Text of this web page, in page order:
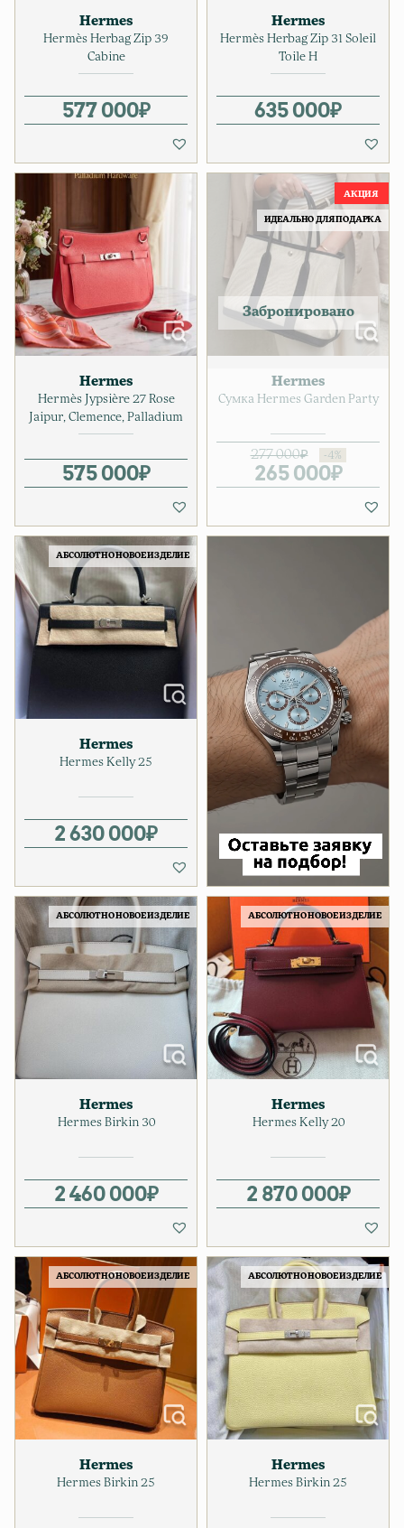
Hermes
Hermès Herbag Zip 39
Cabine
577 000₽
Hermes
Hermès Herbag Zip 31 Soleil
Toile H
635 000₽
Hermes
Hermès Jypsière 27 Rose
Jaipur, Clemence, Palladium
575 000₽
ИДЕАЛЬНО ДЛЯ ПОДАРКА
Hermes
Сумка Hermes Garden Party
277 000₽
265 000₽
Текущая
АБСОЛЮТНО НОВОЕ ИЗДЕЛИЕ
Hermes
Hermes Kelly 25
2 630 000₽
АБСОЛЮТНО НОВОЕ ИЗДЕЛИЕ
Hermes
Hermes Birkin 30
2 460 000₽
АБСОЛЮТНО НОВОЕ ИЗДЕЛИЕ
Hermes
Hermes Kelly 20
2 870 000₽
АБСОЛЮТНО НОВОЕ ИЗДЕЛИЕ
Hermes
Hermes Birkin 25
АБСОЛЮТНО НОВОЕ ИЗДЕЛИЕ
Hermes
Hermes Birkin 25